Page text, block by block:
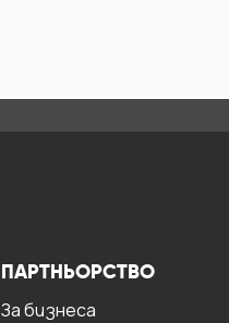
ПАРТНЬОРСТВО
За бизнесa